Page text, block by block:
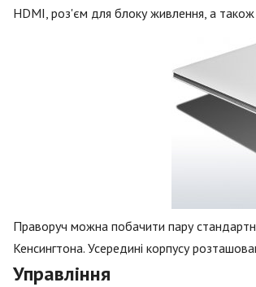
HDMI, роз'єм для блоку живлення, а також
Праворуч можна побачити пару
Кенсингтона. Усередині корпусу
Управління